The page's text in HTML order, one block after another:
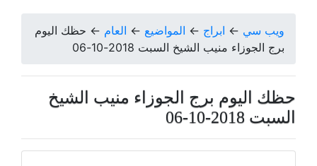
ويب سي ← ابراج ← المواضيع ← العام ← حظك اليوم
برج الجوزاء منيب الشيخ السبت 2018-10-06
حظك اليوم برج الجوزاء منيب الشيخ
السبت 2018-10-06